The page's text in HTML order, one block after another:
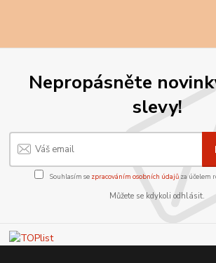
Nepropásněte
slevy!
Souhlasím se zpracováním osobních údajůza účelem
Můžete se kdykoli odhlásit.